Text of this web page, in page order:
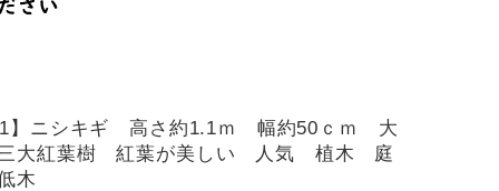
】ニシキギ 高さ約1.1ｍ 幅約50ｃｍ 大
大紅葉樹 紅葉が美しい 人気 植木 庭
木